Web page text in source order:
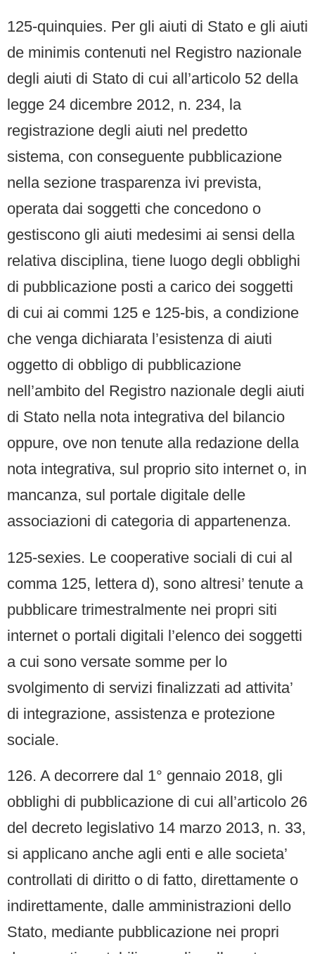
125-quinquies. Per gli aiuti di Stato e gli aiuti
de minimis contenuti nel Registro nazionale
degli aiuti di Stato di cui all’articolo 52 della
legge 24 dicembre 2012, n. 234, la
registrazione degli aiuti nel predetto
sistema, con conseguente pubblicazione
nella sezione trasparenza ivi prevista,
operata dai soggetti che concedono o
gestiscono gli aiuti medesimi ai sensi della
relativa disciplina, tiene luogo degli obblighi
di pubblicazione posti a carico dei soggetti
di cui ai commi 125 e 125-bis, a condizione
che venga dichiarata l’esistenza di aiuti
oggetto di obbligo di pubblicazione
nell’ambito del Registro nazionale degli aiuti
di Stato nella nota integrativa del bilancio
oppure, ove non tenute alla redazione della
nota integrativa, sul proprio sito internet o, in
mancanza, sul portale digitale delle
associazioni di categoria di appartenenza.
125-sexies. Le cooperative sociali di cui al
comma 125, lettera d), sono altresi’ tenute a
pubblicare trimestralmente nei propri siti
internet o portali digitali l’elenco dei soggetti
a cui sono versate somme per lo
svolgimento di servizi finalizzati ad attivita’
di integrazione, assistenza e protezione
sociale.
126. A decorrere dal 1° gennaio 2018, gli
obblighi di pubblicazione di cui all’articolo 26
del decreto legislativo 14 marzo 2013, n. 33,
si applicano anche agli enti e alle societa’
controllati di diritto o di fatto, direttamente o
indirettamente, dalle amministrazioni dello
Stato, mediante pubblicazione nei propri